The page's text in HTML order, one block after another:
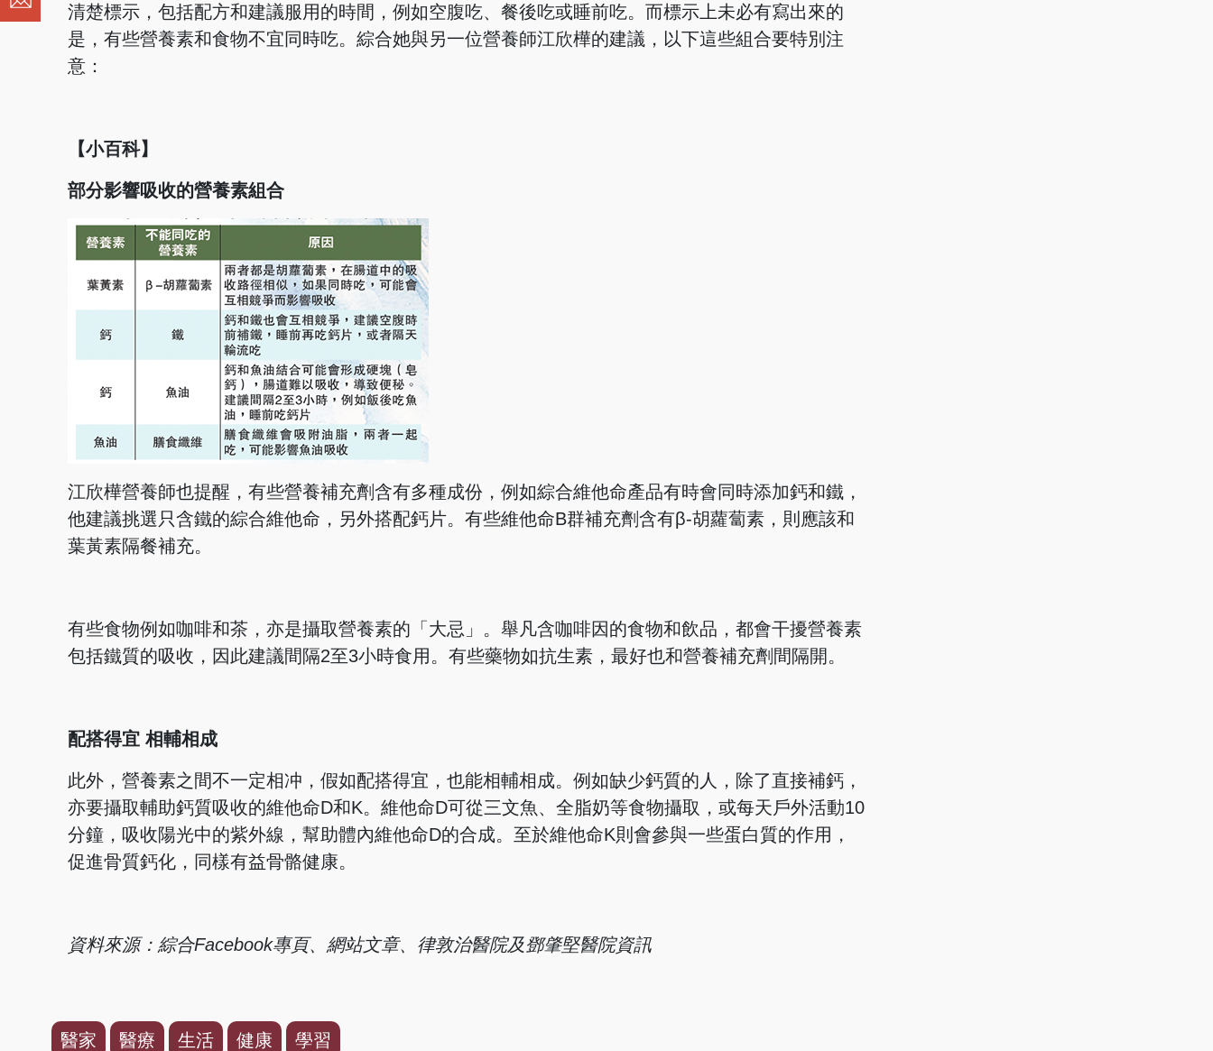
清楚標示，包括配方和建議服用的時間，例如空腹吃、餐後吃或睡前吃。而標示上未必有寫出來的
是，有些營養素和食物不宜同時吃。綜合她與另一位營養師江欣樺的建議，以下這些組合要特別注
意：
【小百科】
部分影響吸收的營養素組合
江欣樺營養師也提醒，有些營養補充劑含有多種成份，例如綜合維他命產品有時會同時添加鈣和鐵，
他建議挑選只含鐵的綜合維他命，另外搭配鈣片。有些維他命B群補充劑含有β-胡蘿蔔素，則應該和
葉黃素隔餐補充。
有些食物例如咖啡和茶，亦是攝取營養素的「大忌」。舉凡含咖啡因的食物和飲品，都會干擾營養素
包括鐵質的吸收，因此建議間隔2至3小時食用。有些藥物如抗生素，最好也和營養補充劑間隔開。
配搭得宜 相輔相成
此外，營養素之間不一定相冲，假如配搭得宜，也能相輔相成。例如缺少鈣質的人，除了直接補鈣，
亦要攝取輔助鈣質吸收的維他命D和K。維他命D可從三文魚、全脂奶等食物攝取，或每天戶外活動10
分鐘，吸收陽光中的紫外線，幫助體內維他命D的合成。至於維他命K則會參與一些蛋白質的作用，
促進骨質鈣化，同樣有益骨骼健康。
資料來源：綜合Facebook專頁、網站文章、律敦治醫院及鄧肇堅醫院資訊
醫家 醫療 生活 健康 學習